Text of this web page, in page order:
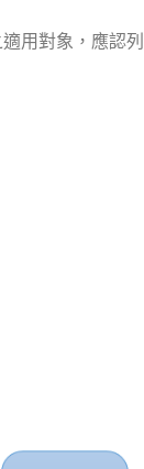
用對象，應認列